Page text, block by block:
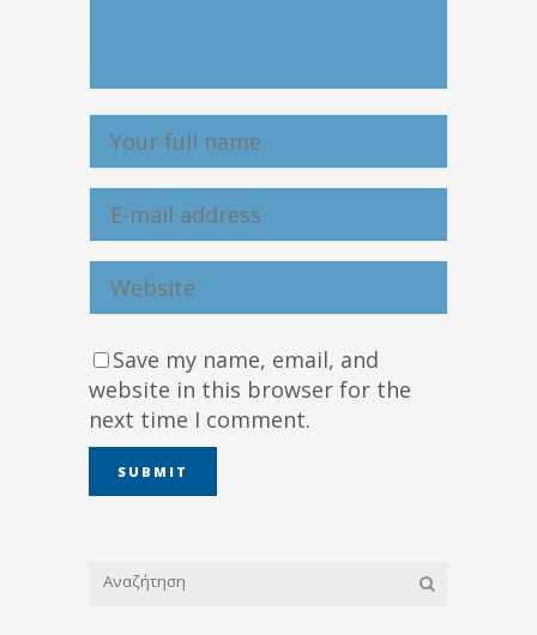
Save my name, email, and
website in this browser for the
next time I comment.